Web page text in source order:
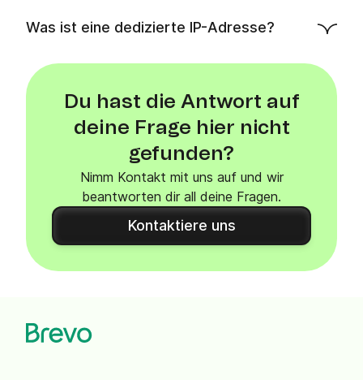
Was ist eine dedizierte IP-Adresse?
Du hast die Antwort auf
deine Frage hier nicht
gefunden?
Nimm Kontakt mit uns auf und wir
beantworten dir all deine Fragen.
Kontaktiere uns